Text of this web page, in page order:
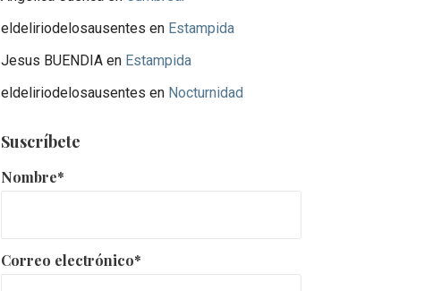
eldeliriodelosausentes en Estampida
Jesus BUENDIAen Estampida
eldeliriodelosausentes en Nocturnidad
Suscríbete
Nombre*
Correo electrónico*